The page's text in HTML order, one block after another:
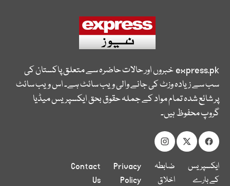
express.pkخبروں اور حالات حاضرہ سے متعلق پاکستان کی
سب سے زیادہ وزٹ کی جانے والی ویب سائٹ ہے۔ اس ویب سائٹ
پر شائع شدہ تمام مواد کے جملہ حقوق بحق ایکسپریس میڈیا
گروپ محفوظ ہیں۔
ایکسپریس
کے بارے
ضابطہ
اخلاق
Privacy
Policy
Contact
Us